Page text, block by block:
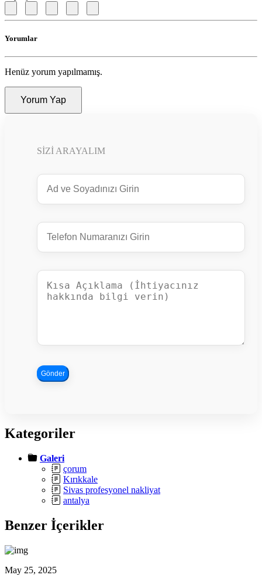
Yorumlar
Henüz yorum yapılmamış.
Yorum Yap
SIZI ARAYALIM
Gönder
Kategoriler
Galeri
çorum
Kırıkkale
Sivas profesyonel nakliyat
antalya
Benzer İçerikler
May 25, 2025